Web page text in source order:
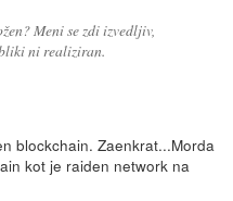
Meni se zdi izvedljiv,
ni realiziran.
blockchain. Zaenkrat...Morda
kot je raiden network na